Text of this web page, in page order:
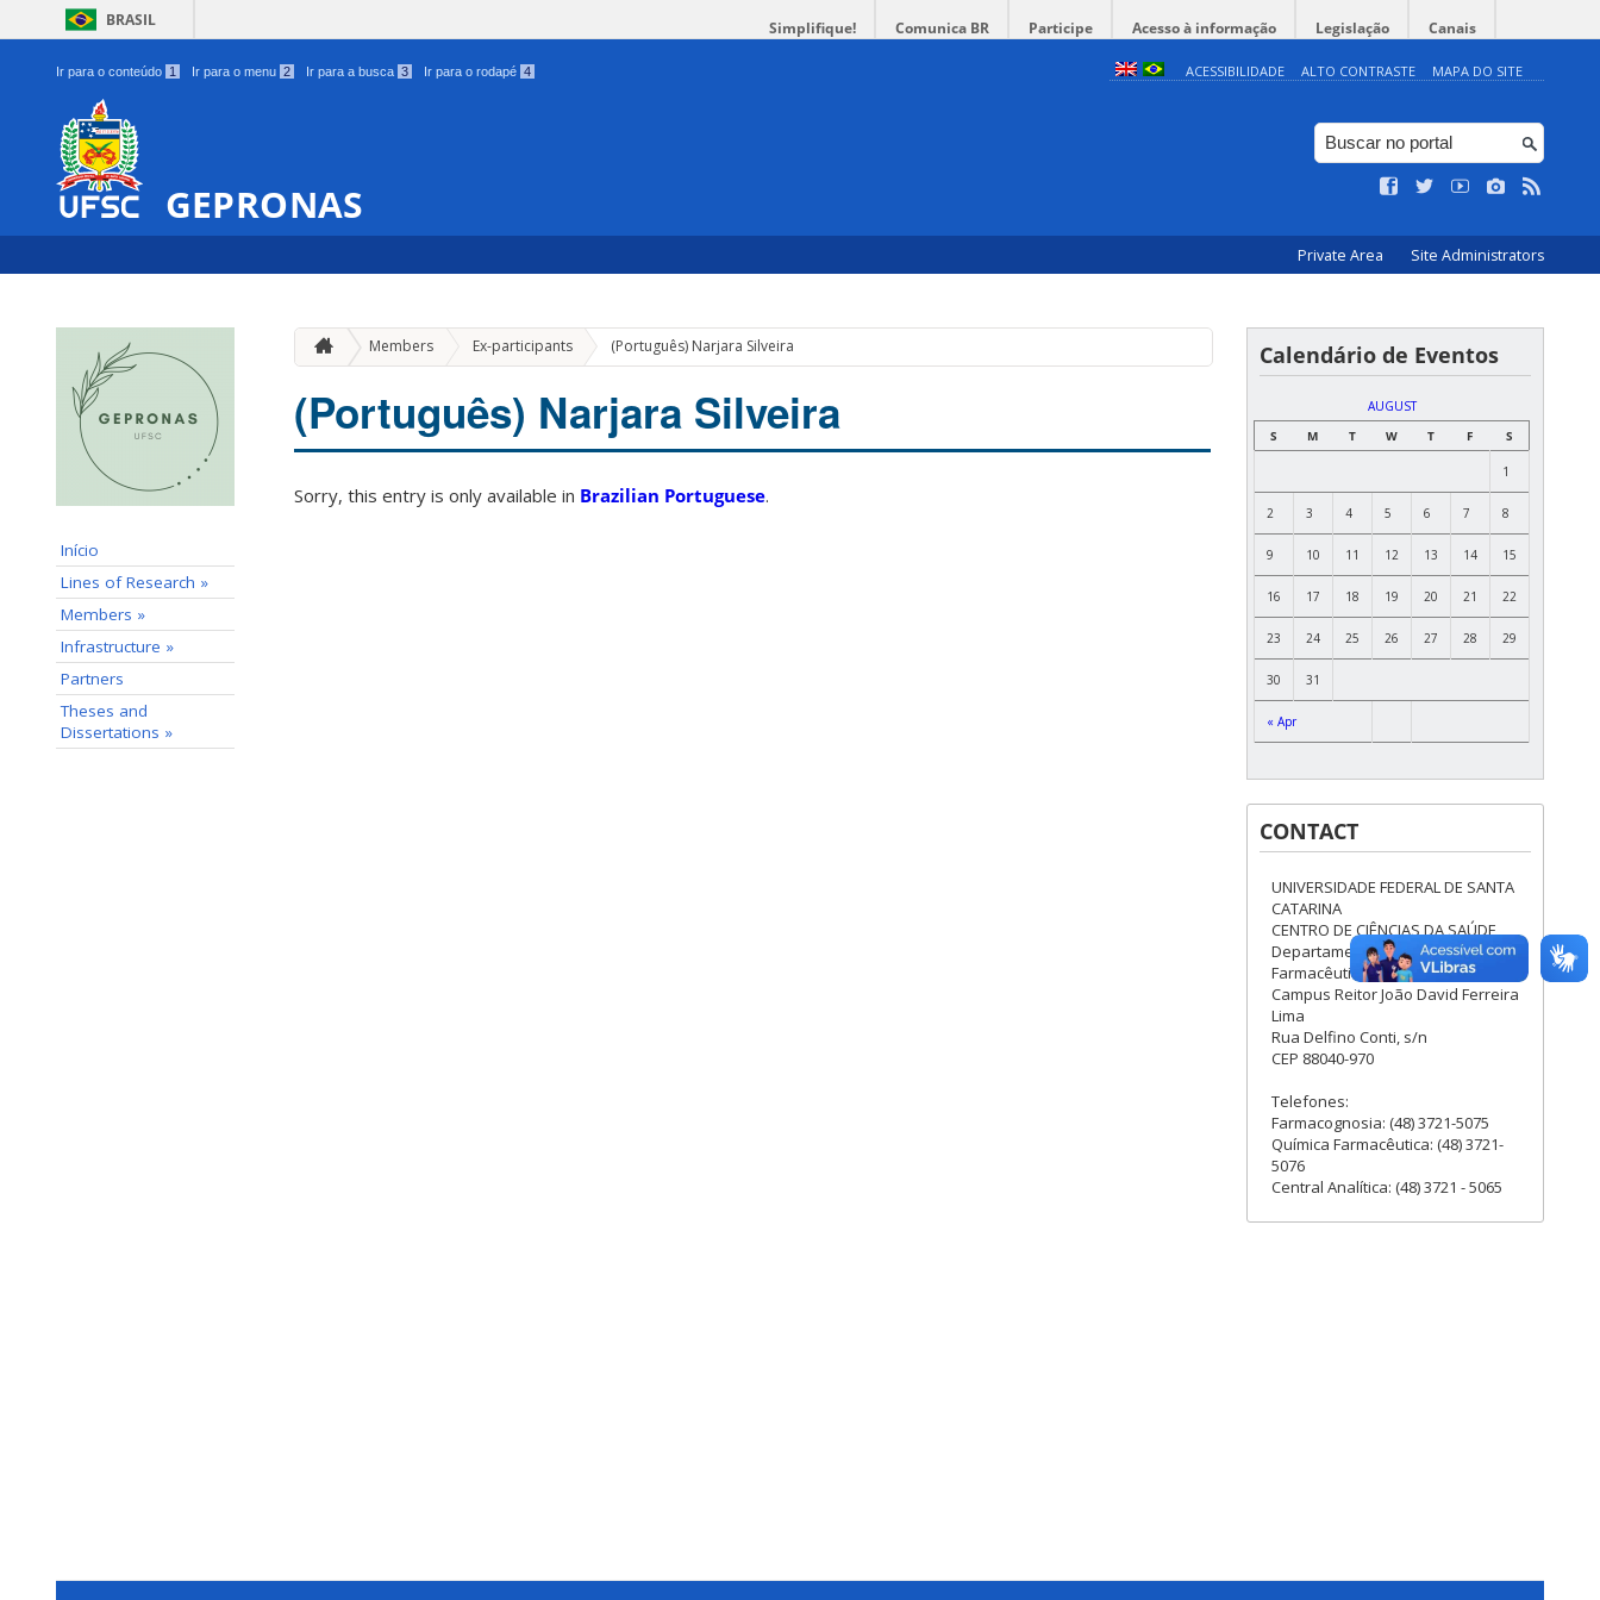
BRASIL Simplifique! Comunica BR Participe Acesso à informação Legislação Canais
Ir para o conteúdo 1 Ir para o menu 2 Ir para a busca 3 Ir para o rodapé 4 ACESSIBILIDADE ALTO CONTRASTE MAPA DO SITE
GEPRONAS
Private Area Site Administrators
Início
Lines of Research »
Members »
Infrastructure »
Partners
Theses and
Dissertations »
Members Ex-participants (Português) Narjara Silveira
(Português) Narjara Silveira
Sorry, this entry is only available in Brazilian Portuguese.
Calendário de Eventos
AUGUST
S
M T W T F S
« Apr
1
2 3 4 5 6 7 8
9 10 11 12 13 14 15
16 17 18 19 20 21 22
23 24 25 26 27 28 29
30 31
CONTACT
UNIVERSIDADE FEDERAL DE SANTA
CATARINA
CENTRO DE CIÊNCIAS DA SAÚDE
Departamento de Ciências
Farmacêuticas-Blocos J/K
Campus Reitor João David Ferreira
Lima
Rua Delfino Conti, s/n
CEP 88040-970
Telefones:
Farmacognosia: (48) 3721-5075
Química Farmacêutica: (48) 3721-
5076
Central Analítica: (48) 3721 - 5065